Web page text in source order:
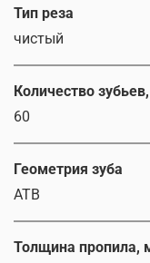
Тип реза
чистый
Количество
60
Геометрия зуба
ATB
Толщина пропила,